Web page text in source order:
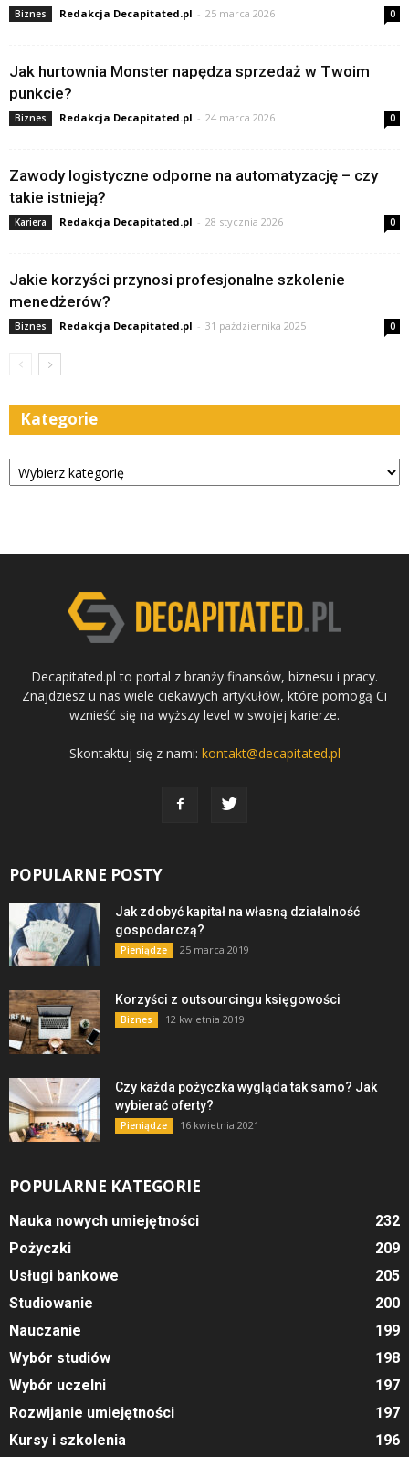
Biznes Redakcja Decapitated.pl - 25 marca 2026 0
Jak hurtownia Monster napędza sprzedaż w Twoim
punkcie?
Biznes Redakcja Decapitated.pl - 24 marca 2026 0
Zawody logistyczne odporne na automatyzację – czy
takie istnieją?
Kariera Redakcja Decapitated.pl - 28 stycznia 2026 0
Jakie korzyści przynosi profesjonalne szkolenie
menedżerów?
Biznes Redakcja Decapitated.pl - 31 października 2025 0
Kategorie
Kategorie
Decapitated.pl to portal z branży finansów, biznesu i pracy.
Znajdziesz u nas wiele ciekawych artykułów, które pomogą Ci
wznieść się na wyższy level w swojej karierze.
Skontaktuj się z nami: kontakt@decapitated.pl
POPULARNE POSTY
Jak zdobyć kapitał na własną działalność
gospodarczą?
Pieniądze 25 marca 2019
Korzyści z outsourcingu księgowości
Biznes 12 kwietnia 2019
Czy każda pożyczka wygląda tak samo? Jak
wybierać oferty?
Pieniądze 16 kwietnia 2021
POPULARNE KATEGORIE
Nauka nowych umiejętności
232
Pożyczki
209
Usługi bankowe
205
Studiowanie
200
Nauczanie
199
Wybór studiów
198
Wybór uczelni
197
Rozwijanie umiejętności
197
Kursy i szkolenia
196